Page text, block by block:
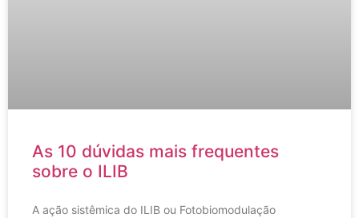
As 10 dúvidas mais frequentes
sobre o ILIB
A ação sistêmica do ILIB ou Fotobiomodulação